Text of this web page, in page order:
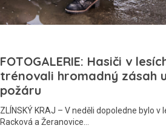
FOTOGALERIE: Hasiči v
trénovali hromadný zásah
požáru
ZLÍNSKÝ KRAJ – V neděli dopoledne bylo v
Racková a Žeranovice…